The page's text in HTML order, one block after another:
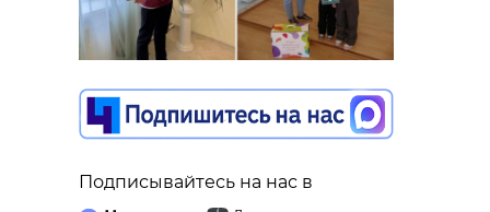
Подписывайтесь на нас в
Фото: Кошкиспас
кошкиспас погибла собака
спасение собаки волхов